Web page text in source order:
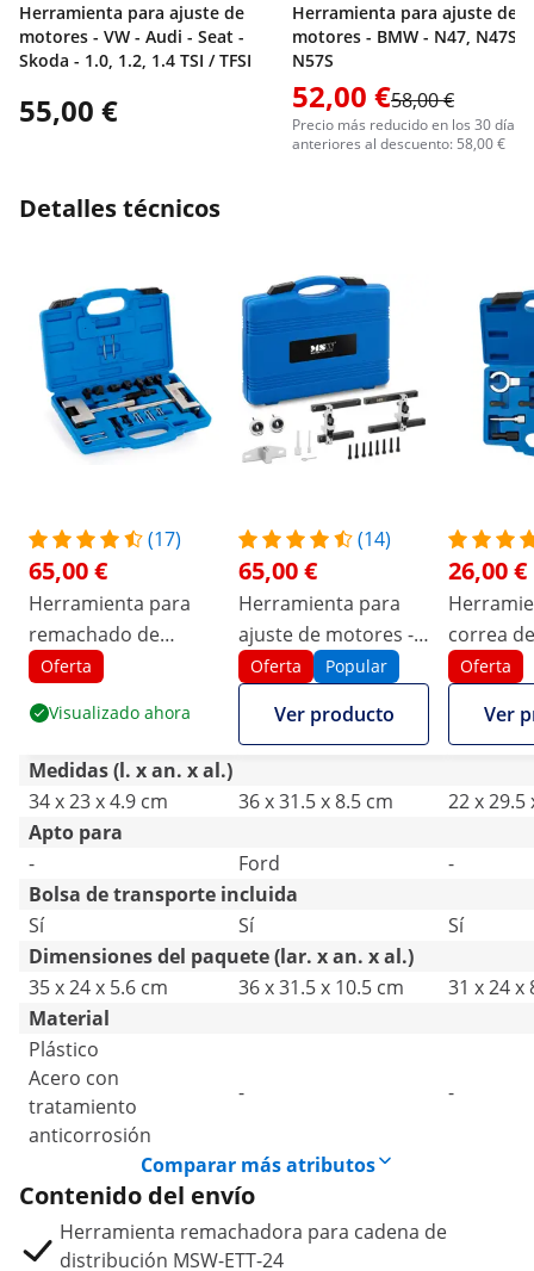
Herramienta para ajuste de
motores - VW - Audi - Seat -
Skoda - 1.0, 1.2, 1.4 TSI / TFSI
55,00 €
Herramienta para ajuste de
motores - BMW - N47, N47S,
N57S
52,00 €58,00 €
Precio más reducido en los 30 días
anteriores al descuento: 58,00 €
Detalles técnicos
(17)
65,00 €
Herramienta para
remachado de
cadena de
Mercedes - Jeep -
Chrysler - 13 piezas
Oferta
Visualizado ahora
(14)
65,00 €
Herramienta para
ajuste de motores -
Ford
Oferta Popular
Ver producto
26,00 €
correa de
del árbol
piezas -
de VW
Oferta
Ver
Medidas (l. x an. x al.)
34 x 23 x 4.9 cm
36 x 31.5 x 8.5 cm
22 x 29.5
Apto para
-
Ford
-
Bolsa de transporte incluida
Sí
Sí
Sí
Dimensiones del paquete (lar. x an. x al.)
35 x 24 x 5.6 cm
36 x 31.5 x 10.5 cm
31 x 24 x
Material
Plástico
Acero con
tratamiento
anticorrosión
- -
Comparar más atributos
Contenido del envío
Herramienta remachadora para cadena de
distribución MSW-ETT-24